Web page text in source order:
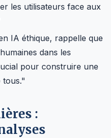
les utilisateurs face aux
IA éthique, rappelle que
dans les
pour construire une
tous."
: